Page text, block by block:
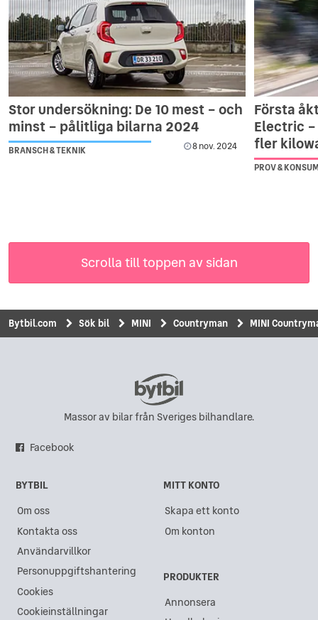
Stor undersökning: De 10 mest – och
minst – pålitliga bilarna 2024
BRANSCH & TEKNIK 8 nov. 2024
Första
Electric
fler
PROV &
Scrolla till toppen av sidan
Bytbil.com Sök bil MINI Countryman MINI
Massor av bilar från Sveriges bilhandlare.
Facebook
BYTBIL
Om oss
Kontakta oss
Användarvillkor
Personuppgiftshantering
Cookies
Cookieinställningar
MITT KONTO
Skapa ett konto
Om konton
PRODUKTER
Annonsera